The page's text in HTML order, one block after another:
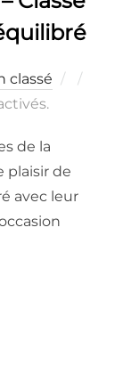
classé
Publié
de la
plaisir de
avec leur